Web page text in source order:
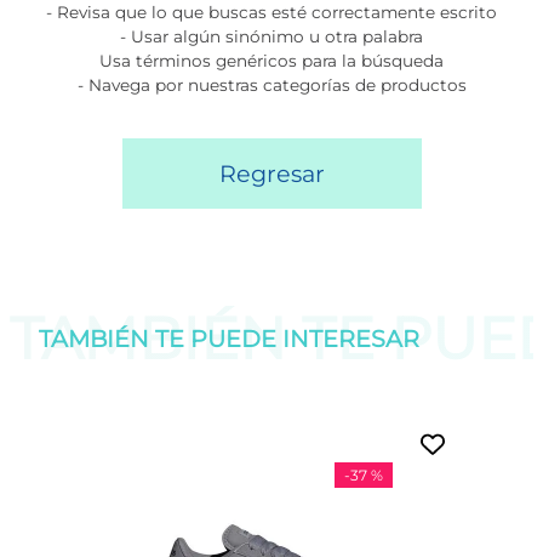
- Revisa que lo que buscas esté correctamente escrito
- Usar algún sinónimo u otra palabra
Usa términos genéricos para la búsqueda
- Navega por nuestras categorías de productos
Regresar
TAMBIÉN TE
TAMBIÉN TE PUEDE INTERESAR
-37 %